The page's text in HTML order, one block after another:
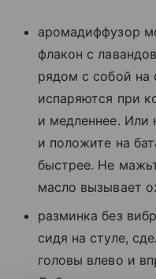
аромадиффузор
флакон с
рядом с собой на
испаряются при
и медленнее. Или
и положите на
быстрее. Не
масло вызывает
разминка без
сидя на стуле,
головы влево и